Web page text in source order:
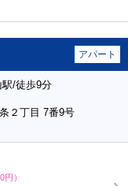
アパート
駅/徒歩9分
２丁目 7番9号
円）